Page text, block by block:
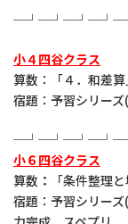
小４四谷クラス
算数：「４．和差算
宿題：予習シリー
小６四谷クラス
算数 ：
「条件整理
宿題：予習シリー